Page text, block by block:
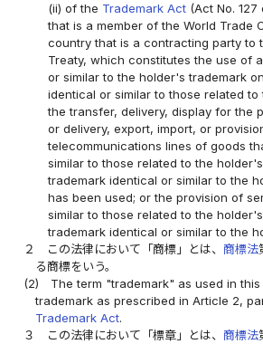
(ii) of the Trademark Act(Act No. 127
that is a member of the World Trade
country that is a contracting party to
Treaty, which constitutes the use of
or similar to the holder's trademark
identical or similar to those related to
the transfer, delivery, display for the
or delivery, export, import, or
telecommunications lines of goods
similar to those related to the
trademark identical or similar to the
has been used; or the provision of
similar to those related to the
trademark identical or similar to the
２
この法律において「商標」とは、 商標法
る商標をいう。
(2)
The term "trademark" as used in
trademark as prescribed in Article 2,
Trademark Act.
３
この法律において「標章」とは、 商標法